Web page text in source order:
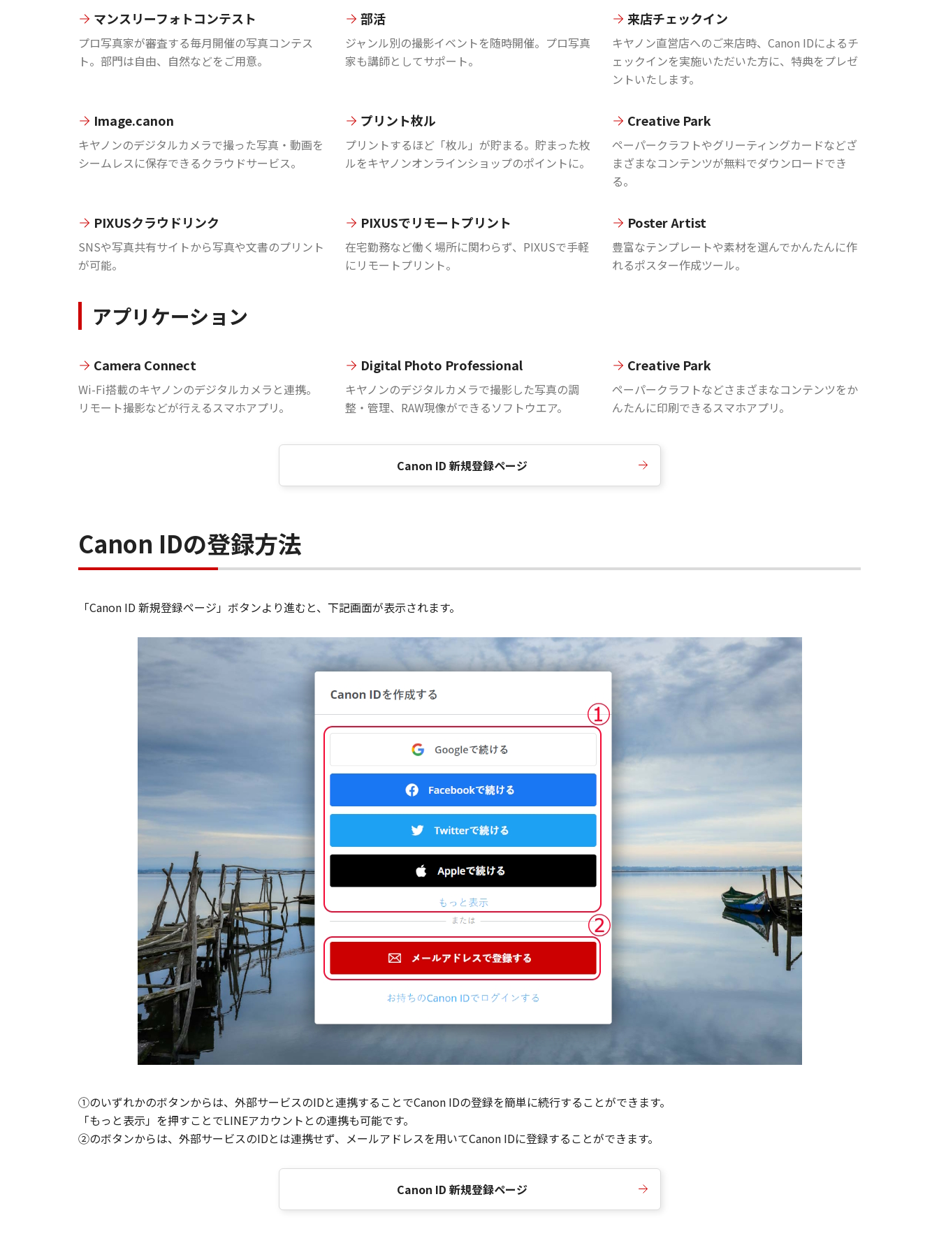
マンスリーフォトコンテスト
プロ写真家が審査する毎月開催の写真コンテス
ト。部門は自由、自然などをご用意。
部活
ジャンル別の撮影イベントを随時開催。プロ写真
家も講師としてサポート。
来店チェックイン
キヤノン直営店へのご来店時、Canon IDによるチ
ェックインを実施いただいた方に、特典をプレゼ
ントいたします。
Image.canon
キヤノンのデジタルカメラで撮った写真・動画を
シームレスに保存できるクラウドサービス。
プリント枚ル
プリントするほど「枚ル」が貯まる。貯まった枚
ルをキヤノンオンラインショップのポイントに。
Creative Park
ペーパークラフトやグリーティングカードなどざ
まざまなコンテンツが無料でダウンロードでき
る。
PIXUSクラウドリンク
SNSや写真共有サイトから写真や文書のプリント
が可能。
PIXUSでリモートプリント
在宅勤務など働く場所に関わらず、PIXUSで手軽
にリモートプリント。
Poster Artist
豊富なテンプレートや素材を選んでかんたんに作
れるポスター作成ツール。
アプリケーション
Camera Connect
Wi-Fi搭載のキヤノンのデジタルカメラと連携。
リモート撮影などが行えるスマホアプリ。
Digital Photo Professional
キヤノンのデジタルカメラで撮影した写真の調
整・管理、RAW現像ができるソフトウエア。
Creative Park
ペーパークラフトなどさまざまなコンテンツをか
んたんに印刷できるスマホアプリ。
Canon ID 新規登録ページ
Canon IDの登録方法
「Canon ID 新規登録ページ」ボタンより進むと、下記画面が表示されます。
①のいずれかのボタンからは、外部サービスのIDと連携することでCanon IDの登録を簡単に続行することができます。
「もっと表示」を押すことでLINEアカウントとの連携も可能です。
②のボタンからは、外部サービスのIDとは連携せず、メールアドレスを用いてCanon IDに登録することができます。
Canon ID 新規登録ページ